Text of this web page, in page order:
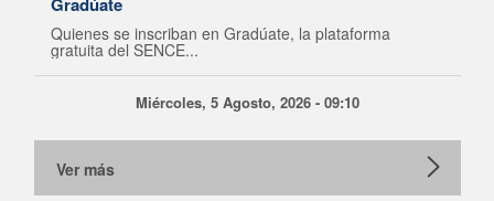
Quienes se inscriban en Gradúate, la plataforma
gratuita del SENCE...
Miércoles, 5 Agosto, 2026 - 09:10
Ver más